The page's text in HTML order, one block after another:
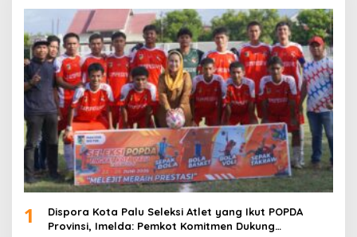
1
Dispora Kota Palu Seleksi Atlet yang Ikut POPDA
Provinsi, Imelda: Pemkot Komitmen Dukung